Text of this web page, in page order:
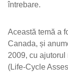
întrebare.
Această temă a
Canada, și
2009, cu
(Life-Cycle